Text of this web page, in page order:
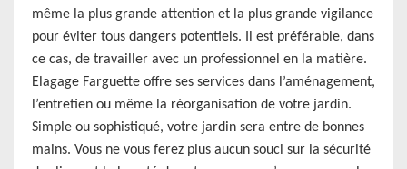
même la plus grande attention et la plus grande vigilance
pour éviter tous dangers potentiels. Il est préférable, dans
ce cas, de travailler avec un professionnel en la matière.
Elagage Farguette offre ses services dans l’aménagement,
l’entretien ou même la réorganisation de votre jardin.
Simple ou sophistiqué, votre jardin sera entre de bonnes
mains. Vous ne vous ferez plus aucun souci sur la sécurité